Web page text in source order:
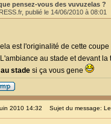
pensez-vous des vuvuzelas ?
publié le 14/06/2010 à 08:01
est l'originalité de cette
au stade et devant
stade si ça vous gene
2010 14:32 Sujet du message: